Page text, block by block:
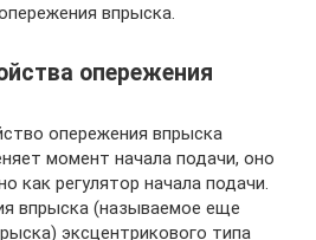
впрыска.
опережения
опережения впрыска
момент начала подачи, оно
как регулятор начала подачи.
впрыска (называемое еще
эксцентрикового типа